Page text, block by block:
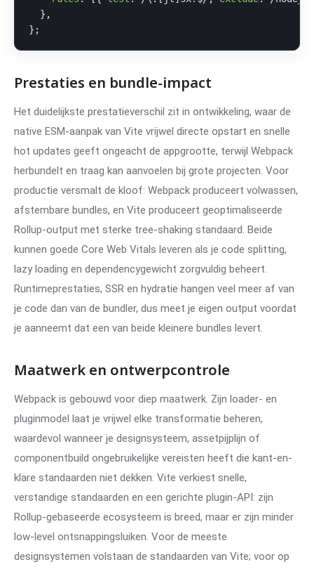
  },
};
Prestaties en bundle-impact
Het duidelijkste prestatieverschil zit in ontwikkeling, waar de
native ESM-aanpak van Vite vrijwel directe opstart en snelle
hot updates geeft ongeacht de appgrootte, terwijl Webpack
herbundelt en traag kan aanvoelen bij grote projecten. Voor
productie versmalt de kloof: Webpack produceert volwassen,
afstembare bundles, en Vite produceert geoptimaliseerde
Rollup-output met sterke tree-shaking standaard. Beide
kunnen goede Core Web Vitals leveren als je code splitting,
lazy loading en dependencygewicht zorgvuldig beheert.
Runtimeprestaties, SSR en hydratie hangen veel meer af van
je code dan van de bundler, dus meet je eigen output voordat
je aanneemt dat een van beide kleinere bundles levert.
Maatwerk en ontwerpcontrole
Webpack is gebouwd voor diep maatwerk. Zijn loader- en
pluginmodel laat je vrijwel elke transformatie beheren,
waardevol wanneer je designsysteem, assetpijplijn of
componentbuild ongebruikelijke vereisten heeft die kant-en-
klare standaarden niet dekken. Vite verkiest snelle,
verstandige standaarden en een gerichte plugin-API: zijn
Rollup-gebaseerde ecosysteem is breed, maar er zijn minder
low-level ontsnappingsluiken. Voor de meeste
designsystemen volstaan de standaarden van Vite; voor op